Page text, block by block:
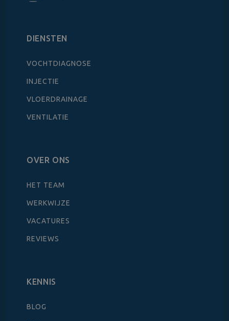
DIENSTEN
VOCHTDIAGNOSE
INJECTIE
VLOERDRAINAGE
VENTILATIE
OVER ONS
HET TEAM
WERKWIJZE
VACATURES
REVIEWS
KENNIS
BLOG